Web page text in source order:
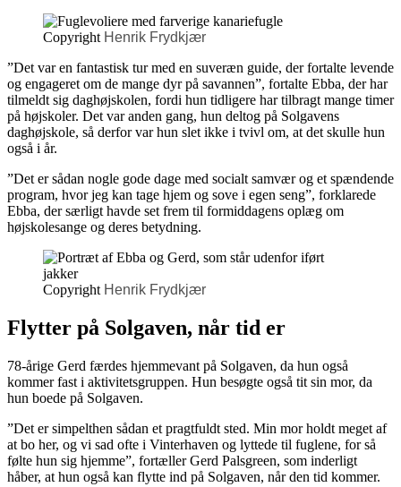
Copyright Henrik Frydkjær
”Det var en fantastisk tur med en suveræn guide, der fortalte levende
og engageret om de mange dyr på savannen”, fortalte Ebba, der har
tilmeldt sig daghøjskolen, fordi hun tidligere har tilbragt mange timer
på højskoler. Det var anden gang, hun deltog på Solgavens
daghøjskole, så derfor var hun slet ikke i tvivl om, at det skulle hun
også i år.
”Det er sådan nogle gode dage med socialt samvær og et spændende
program, hvor jeg kan tage hjem og sove i egen seng”, forklarede
Ebba, der særligt havde set frem til formiddagens oplæg om
højskolesange og deres betydning.
Copyright Henrik Frydkjær
Flytter på Solgaven, når tid er
78-årige Gerd færdes hjemmevant på Solgaven, da hun også
kommer fast i aktivitetsgruppen. Hun besøgte også tit sin mor, da
hun boede på Solgaven.
”Det er simpelthen sådan et pragtfuldt sted. Min mor holdt meget af
at bo her, og vi sad ofte i Vinterhaven og lyttede til fuglene, for så
følte hun sig hjemme”, fortæller Gerd Palsgreen, som inderligt
håber, at hun også kan flytte ind på Solgaven, når den tid kommer.